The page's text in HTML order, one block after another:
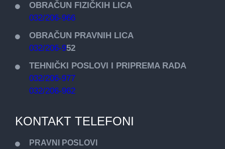
OBRAČUN FIZIČKIH LICA
032/206-966
OBRAČUN PRAVNIH LICA
032/206-952
TEHNIČKI POSLOVI I PRIPREMA RADA
032/206-977
032/206-962
KONTAKT TELEFONI
PRAVNI POSLOVI